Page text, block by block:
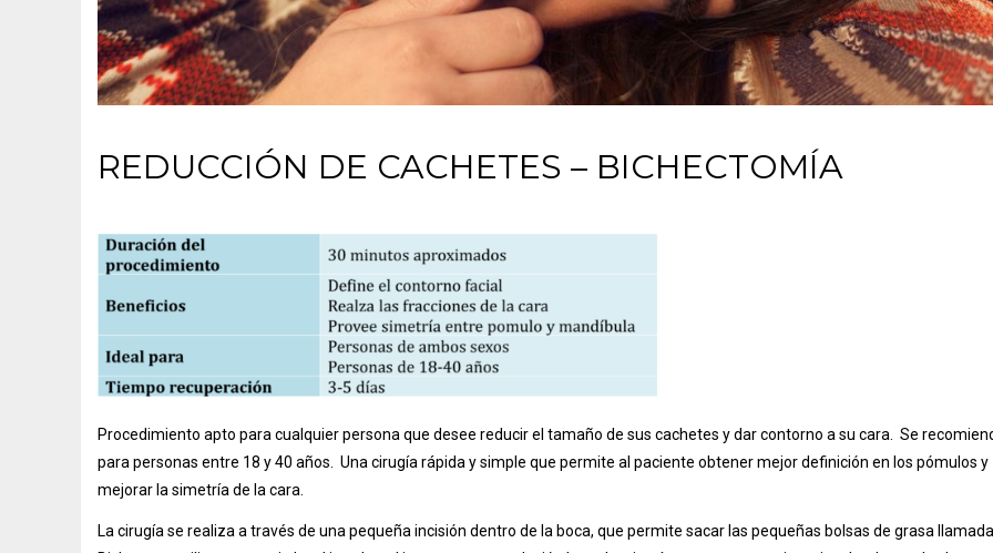
REDUCCIÓN DE CACHETES – BICHECTOMÍA
Procedimiento apto para cualquier persona que desee reducir el tamaño de sus cachetes y dar contorno a su cara. Se
para personas entre 18 y 40 años. Una cirugía rápida y simple que permite al paciente obtener mejor definición en los pómulos y
mejorar la simetría de la cara.
La cirugía se realiza a través de una pequeña incisión dentro de la boca, que permite sacar las pequeñas bolsas de grasa